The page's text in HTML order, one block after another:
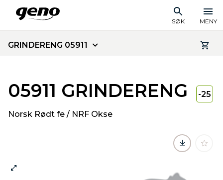
SØK MENY
GRINDERENG 05911
05911 GRINDERENG
Norsk Rødt fe / NRF Okse
-25